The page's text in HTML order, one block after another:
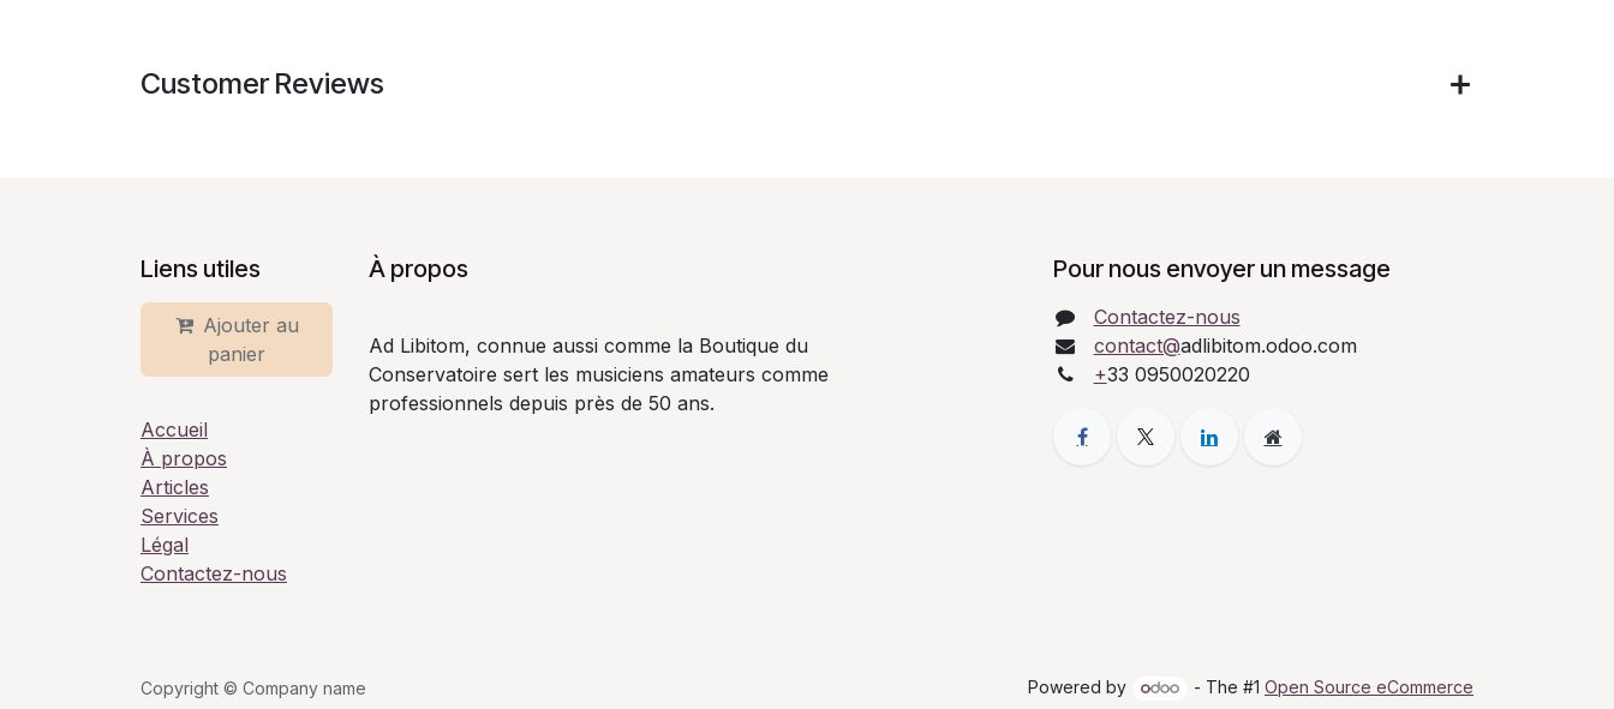
Customer Reviews
Liens utiles
Ajouter au
panier
Accueil
À propos
Articles
Services
Légal
Contactez-nous
À propos
Ad Libitom, connue aussi comme la Boutique du
Conservatoire sert les musiciens amateurs comme
professionnels depuis près de 50 ans.
Pour nous envoyer un message
Contactez-nous
contact@adlibitom.odoo.com
+33 0950020220
Copyright © Company name Powered by - The #1 Open Source eCommerce